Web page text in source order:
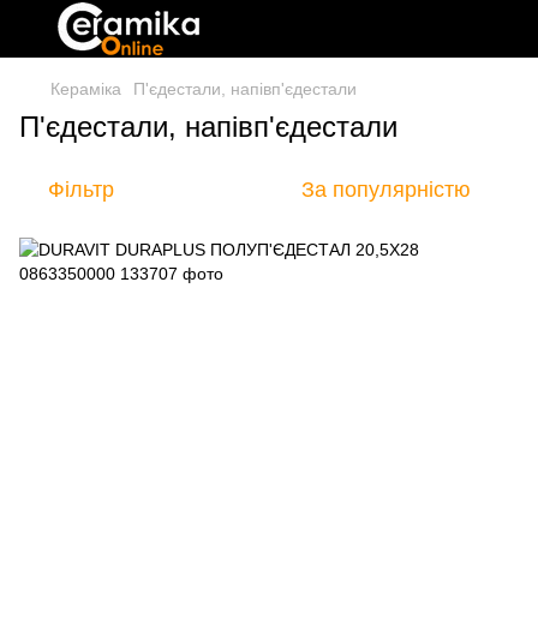
Кераміка П'єдестали, напівп'єдестали
П'єдестали, напівп'єдестали
Фільтр За популярністю